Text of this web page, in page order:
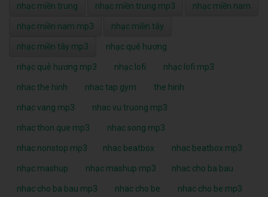
nhạc miền trung nhạc miền trung mp3 nhạc miền nam
nhạc miền nam mp3 nhạc miền tây
nhạc miền tây mp3 nhạc quê hương
nhạc quê hương mp3 nhạc lofi nhạc lofi mp3
nhac the hinh nhac tap gym the hinh
nhac vang mp3 nhac vu truong mp3
nhac thon que mp3 nhac song mp3
nhac nonstop mp3 nhac beatbox nhac beatbox mp3
nhạc mashup nhạc mashup mp3 nhac cho ba bau
nhac cho ba bau mp3 nhac cho be nhac cho be mp3